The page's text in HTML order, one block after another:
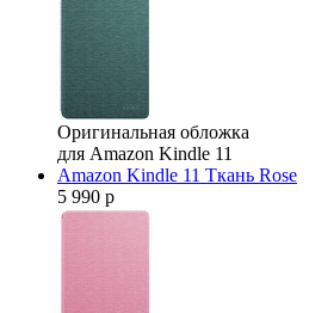
Оригинальная обложка
для Amazon Kindle 11
Amazon Kindle 11 Ткань Rose
5 990 р